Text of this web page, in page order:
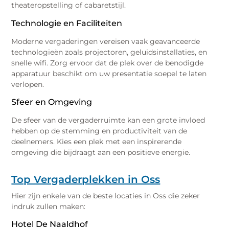
theateropstelling of cabaretstijl.
Technologie en Faciliteiten
Moderne vergaderingen vereisen vaak geavanceerde
technologieën zoals projectoren, geluidsinstallaties, en
snelle wifi. Zorg ervoor dat de plek over de benodigde
apparatuur beschikt om uw presentatie soepel te laten
verlopen.
Sfeer en Omgeving
De sfeer van de vergaderruimte kan een grote invloed
hebben op de stemming en productiviteit van de
deelnemers. Kies een plek met een inspirerende
omgeving die bijdraagt aan een positieve energie.
Top Vergaderplekken in Oss
Hier zijn enkele van de beste locaties in Oss die zeker
indruk zullen maken:
Hotel De Naaldhof